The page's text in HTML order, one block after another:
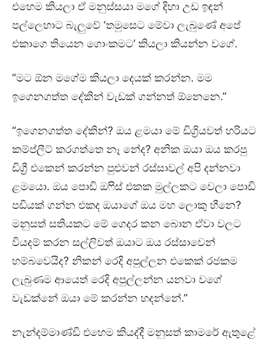
එහෙම කියලා ඒ මනුස්සයා මගේ දිහා උඩ ඉඳන්
පල්ලෙහාට බැලුවේ ‘තමුසෙට මේවා ලැබුණේ අපේ
එකාගෙ තියෙන ගොංකමට’ කියලා කියන්න වගේ.
“මට ඕන මගේම කියලා දෙයක් කරන්න. මම
ඉගෙනගත්ත දේකින් වැඩක් ගන්නත් ඕනෙනෙ.”
“ඉගෙනගත්ත දේකින්? ඔය ළමයා මේ ඩිග්‍රියවත් හරියට
කම්ප්ලීට් කරගත්තෙ නෑ නේද? අනික ඔයා ඔය කරපු
ඩිග්‍රී එකෙන් කරන්න පුළුවන් රස්සාවල් අපි දන්නවා
ළමයො. ඔය පොඩි ඔෆිස් එකක මුල්ලකට වෙලා පොඩි
පඩියක් ගන්න එකද ඔයාගේ ඔය මහ ලොකු හීනෙ?
මනුසත් සතියකට මේ ගෙදර කන බොන ඒවා වලට
වියදම් කරන සල්ලිවත් ඔයාට ඔය රස්සාවෙන්
හම්බවෙයිද? නිකන් රෙදි අපුල්ලන එකෙක් රජකම
ලැබුණම ආයෙත් රෙදි අපුල්ලන්න යනවා වගේ
වැඩක්නේ ඔයා මේ කරන්න හදන්නේ.”
නැන්දම්මාණ්ඩි එහෙම කියද්දී මනුසත් කාමරේ ඇතුළේ